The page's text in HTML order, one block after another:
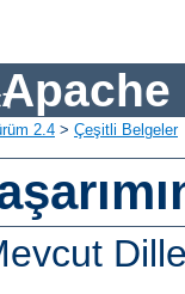
Apache
2.4 > Çeşitli Belgeler